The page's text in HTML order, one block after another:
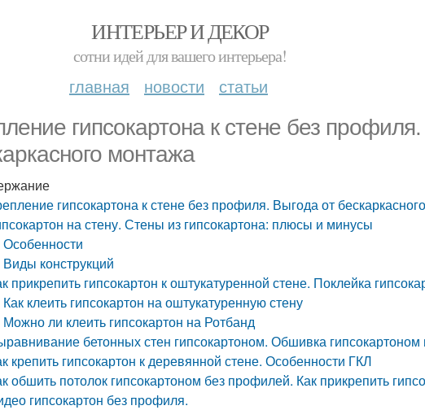
ИНТЕРЬЕР И ДЕКОР
сотни идей для вашего интерьера!
главная новости статьи
гипсокартона к стене без
монтажа
гипсокартона к стене без профиля. Выгода от
на стену. Стены из гипсокартона: плюсы и минусы
Особенности
Виды конструкций
прикрепить гипсокартон к оштукатуренной стене. Поклейка
Как клеить гипсокартон на оштукатуренную стену
Можно ли клеить гипсокартон на Ротбанд
бетонных стен гипсокартоном. Обшивка
крепить гипсокартон к деревянной стене. Особенности ГКЛ
обшить потолок гипсокартоном без профилей. Как прикрепить
гипсокартон без профиля.